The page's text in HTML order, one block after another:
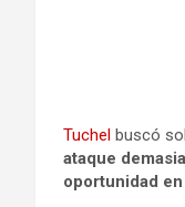
Tuchel buscó
ataque
oportunidad